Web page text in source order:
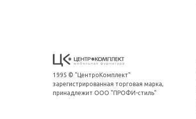
1995 © "ЦентроКомплект"
зарегистрированная торговая марка,
принадлежит ООО "ПРОФИ-стиль"